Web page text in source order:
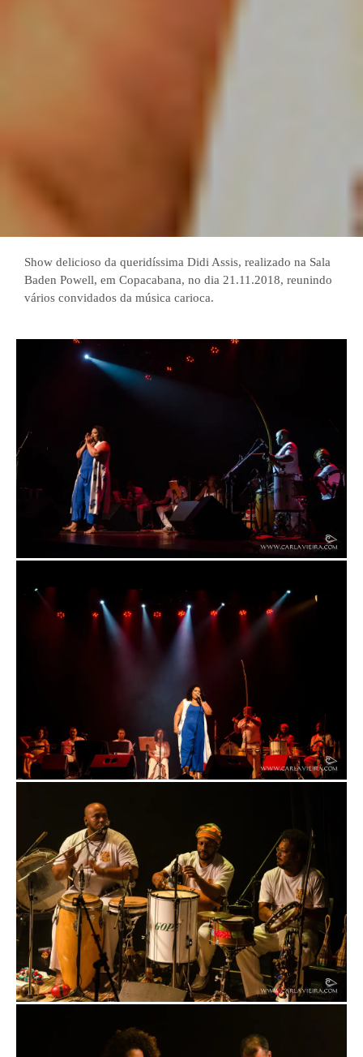
Show delicioso da queridíssima Didi Assis, realizado na Sala
Baden Powell, em Copacabana, no dia 21.11.2018, reunindo
vários convidados da música carioca.